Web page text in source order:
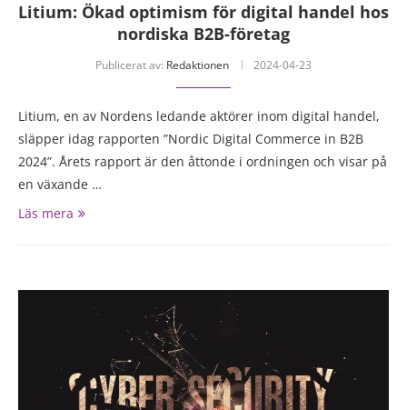
Litium: Ökad optimism för digital handel hos
nordiska B2B-företag
Publicerat av: Redaktionen 2024-04-23
Litium, en av Nordens ledande aktörer inom digital handel,
släpper idag rapporten ”Nordic Digital Commerce in B2B
2024”. Årets rapport är den åttonde i ordningen och visar på
en växande …
Läs mera